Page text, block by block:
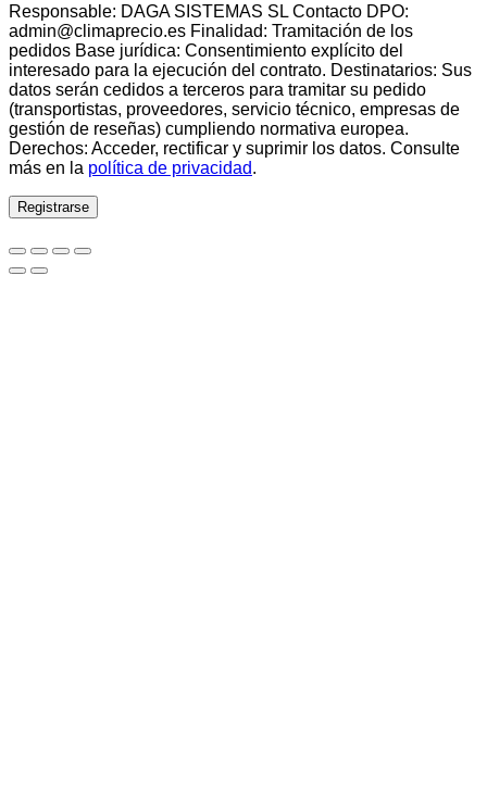
Responsable: DAGA SISTEMAS SL Contacto DPO:
admin@climaprecio.es Finalidad: Tramitación de los
pedidos Base jurídica: Consentimiento explícito del
interesado para la ejecución del contrato. Destinatarios: Sus
datos serán cedidos a terceros para tramitar su pedido
(transportistas, proveedores, servicio técnico, empresas de
gestión de reseñas) cumpliendo normativa europea.
Derechos: Acceder, rectificar y suprimir los datos. Consulte
más en la política de privacidad.
Registrarse